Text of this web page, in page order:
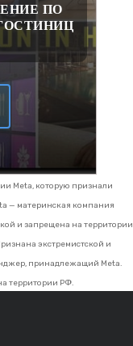
ПО
Meta, которую признали
— материнская компания
и запрещена на территории
экстремистской и
принадлежащий Meta.
территории РФ.